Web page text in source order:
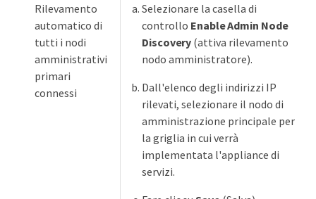
Rilevamento
automatico di
tutti i nodi
amministrativi
primari
connessi
Selezionare la casella di
controllo Enable Admin Node
Discovery (attiva rilevamento
nodo amministratore).
Dall'elenco degli indirizzi IP
rilevati, selezionare il nodo di
amministrazione principale per
la griglia in cui verrà
implementata l'appliance di
servizi.